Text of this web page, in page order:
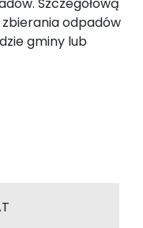
odpadów
gminy lub